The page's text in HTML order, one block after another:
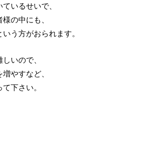
いるせいで、
の中にも、
う方がおられます。
いので、
やすなど、
下さい。